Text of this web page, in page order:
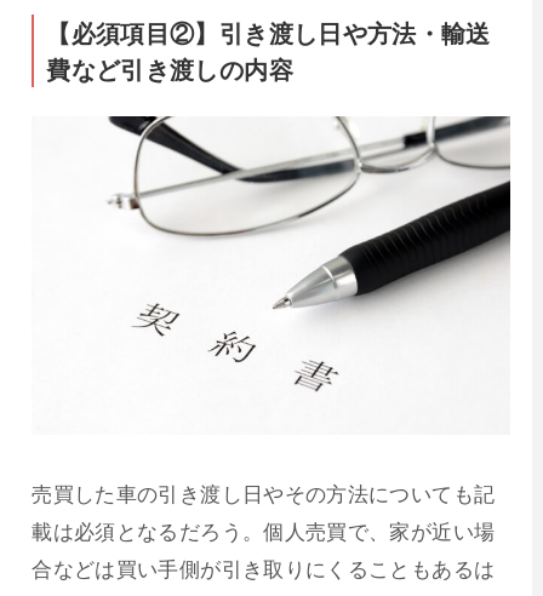
【必須項目②】引き渡し日や方法・輸送
費など引き渡しの内容
売買した車の引き渡し日やその方法についても記
載は必須となるだろう。個人売買で、家が近い場
合などは買い手側が引き取りにくることもあるは